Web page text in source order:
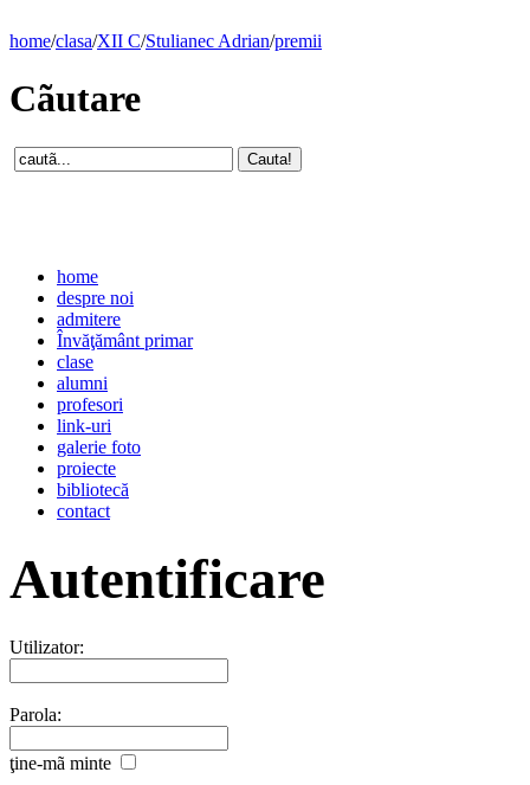
home/clasa/XII C/Stulianec Adrian/premii
Cãutare
home
despre noi
admitere
Învăţământ primar
clase
alumni
profesori
link-uri
galerie foto
proiecte
bibliotecă
contact
Autentificare
Utilizator:
Parola:
ţine-mã minte